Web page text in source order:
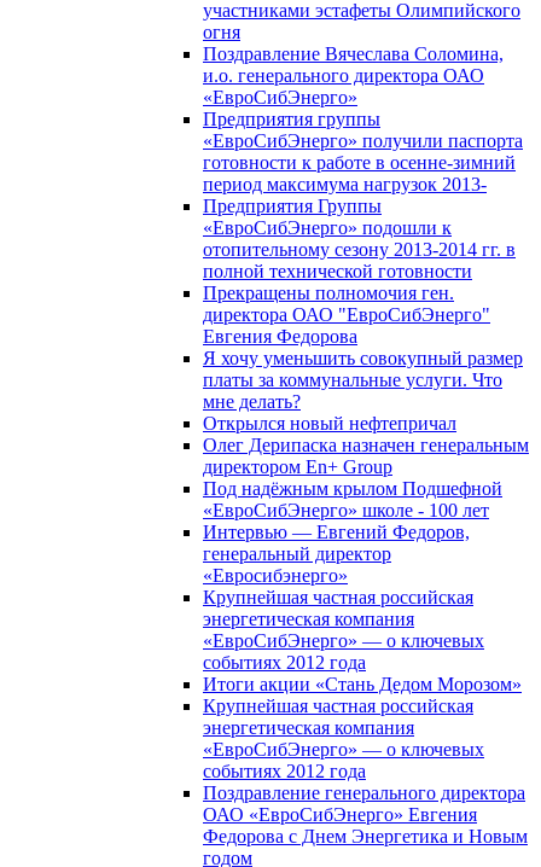
участниками эстафеты Олимпийского
огня
Поздравление Вячеслава Соломина,
и.о. генерального директора ОАО
«ЕвроСибЭнерго»
Предприятия группы
«ЕвроСибЭнерго» получили паспорта
готовности к работе в осенне-зимний
период максимума нагрузок 2013-
Предприятия Группы
«ЕвроСибЭнерго» подошли к
отопительному сезону 2013-2014 гг. в
полной технической готовности
Прекращены полномочия ген.
директора ОАО "ЕвроСибЭнерго"
Евгения Федорова
Я хочу уменьшить совокупный размер
платы за коммунальные услуги. Что
мне делать?
Открылся новый нефтепричал
Олег Дерипаска назначен генеральным
директором En+ Group
Под надёжным крылом Подшефной
«ЕвроСибЭнерго» школе - 100 лет
Интервью — Евгений Федоров,
генеральный директор
«Евросибэнерго»
Крупнейшая частная российская
энергетическая компания
«ЕвроСибЭнерго» — о ключевых
событиях 2012 года
Итоги акции «Стань Дедом Морозом»
Крупнейшая частная российская
энергетическая компания
«ЕвроСибЭнерго» — о ключевых
событиях 2012 года
Поздравление генерального директора
ОАО «ЕвроСибЭнерго» Евгения
Федорова с Днем Энергетика и Новым
годом